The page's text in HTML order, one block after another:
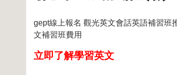
gept線上報名 觀光英文會話英語補習班
文補習班費用
立即了解學習英文